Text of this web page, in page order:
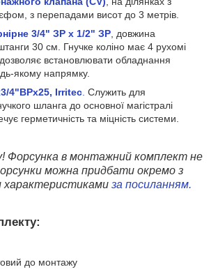
з перепадами висот до 3 метрів.
3/4" ЗР х 1/2" ЗР, довжина
30 см. Гнучке коліно має 4 рухомі
встановлювати обладнання
якому напрямку.
4"ВРх25, Irritec. Служить для
шланга до основної магістралі
герметичність та міцність системи.
Форсунка в монтажний комплект не
можна придбати окремо з
характеристиками за посиланням.
до монтажу